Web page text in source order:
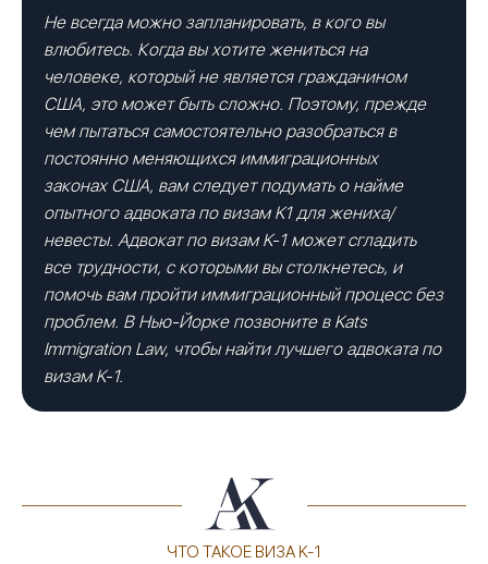
Не всегда можно запланировать, в кого вы
влюбитесь. Когда вы хотите жениться на
человеке, который не является гражданином
США, это может быть сложно. Поэтому, прежде
чем пытаться самостоятельно разобраться в
постоянно меняющихся иммиграционных
законах США, вам следует подумать о найме
опытного адвоката по визам K1 для жениха/
невесты. Адвокат по визам K-1 может сгладить
все трудности, с которыми вы столкнетесь, и
помочь вам пройти иммиграционный процесс без
проблем. В Нью-Йорке позвоните в Kats
Immigration Law, чтобы найти лучшего адвоката по
визам K-1.
ЧТО ТАКОЕ ВИЗА K-1